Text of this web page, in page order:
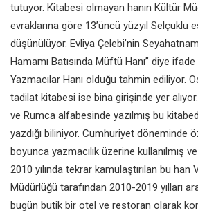
tutuyor. Kitabesi olmayan hanın Kültür
evraklarına göre 13’üncü yüzyıl Selçuklu
düşünülüyor. Evliya Çelebi’nin
Hamamı Batısında Müftü Hanı” diye ifade
Yazmacılar Hanı olduğu tahmin ediliyor.
tadilat kitabesi ise bina girişinde yer
ve Rumca alfabesinde yazılmış bu
yazdığı biliniyor. Cumhuriyet döneminde
boyunca yazmacılık üzerine kullanılmış
2010 yılında tekrar kamulaştırılan bu han
Müdürlüğü tarafından 2010-2019 yılları
bugün butik bir otel ve restoran olarak